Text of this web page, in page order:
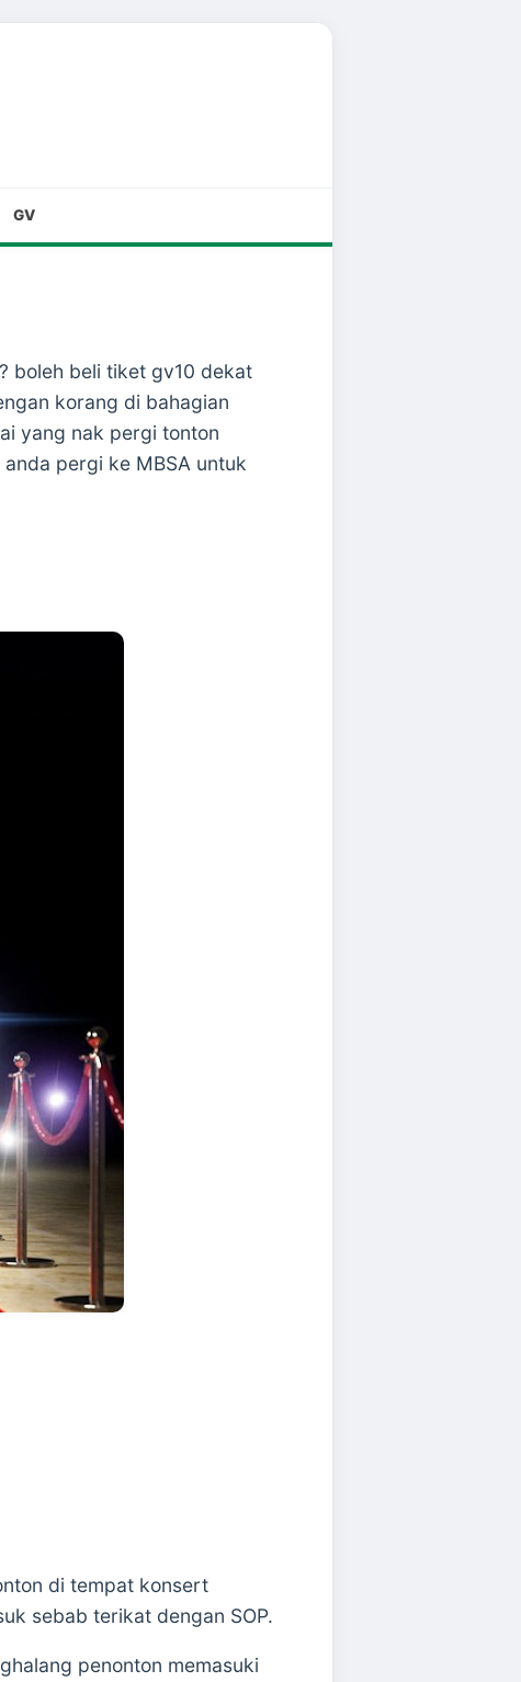
GV
boleh beli tiket gv10 dekat
korang di bahagian
yang nak pergi tonton
pergi ke MBSA untuk
di tempat konsert
sebab terikat dengan SOP.
penonton memasuki